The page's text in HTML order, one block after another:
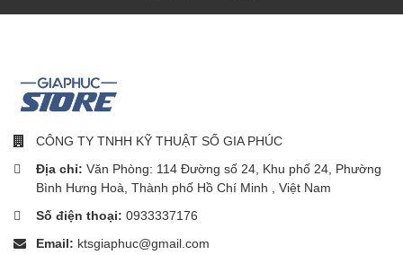
Nhỏ gọn
Được thiết kế chú trọng đến tính di động, hãy mang theo bộ sạc
nhỏ gọn bên mình mọi lúc mọi nơi, đảm bảo rằng bạn không bao
CÔNG TY TNHH KỸ THUẬT SỐ GIA PHÚC
Địa chỉ: Văn Phòng: 114 Đường số 24, Khu phố 24, Phường
Bình Hưng Hoà, Thành phố Hồ Chí Minh , Việt Nam
Số điện thoại: 0933337176
Email: ktsgiaphuc@gmail.com